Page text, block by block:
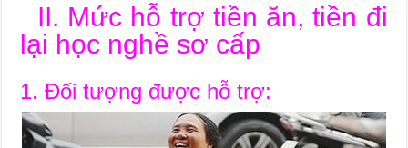
II. Mức hỗ trợ tiền ăn, tiền đi
lại học nghề sơ cấp
1.Đối tượng được hỗ trợ: